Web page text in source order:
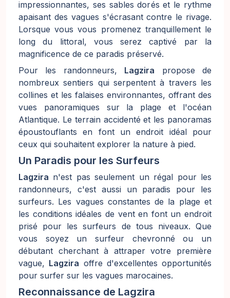
impressionnantes, ses sables dorés et le rythme
apaisant des vagues s'écrasant contre le rivage.
Lorsque vous vous promenez tranquillement le
long du littoral, vous serez captivé par la
magnificence de ce paradis préservé.
Pour les randonneurs, Lagzira propose de
nombreux sentiers qui serpentent à travers les
collines et les falaises environnantes, offrant des
vues panoramiques sur la plage et l'océan
Atlantique. Le terrain accidenté et les panoramas
époustouflants en font un endroit idéal pour
ceux qui souhaitent explorer la nature à pied.
Un Paradis pour les Surfeurs
Lagzira n'est pas seulement un régal pour les
randonneurs, c'est aussi un paradis pour les
surfeurs. Les vagues constantes de la plage et
les conditions idéales de vent en font un endroit
prisé pour les surfeurs de tous niveaux. Que
vous soyez un surfeur chevronné ou un
débutant cherchant à attraper votre première
vague, Lagzira offre d'excellentes opportunités
pour surfer sur les vagues marocaines.
Reconnaissance de Lagzira